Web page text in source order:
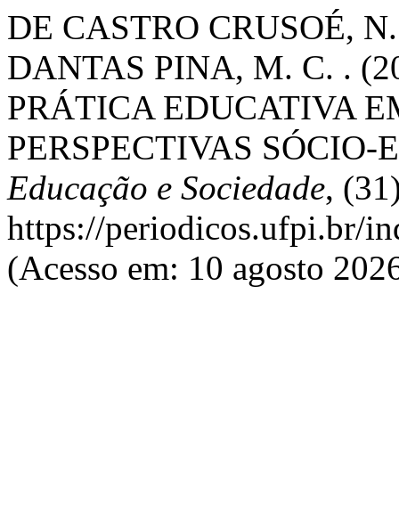
DE CASTRO CRUSOÉ,
DANTAS PINA, M. C. .
PRÁTICA EDUCATIVA
PERSPECTIVAS
Educação e Sociedade,
https://periodicos.ufpi.br/
(Acesso em: 10 agosto